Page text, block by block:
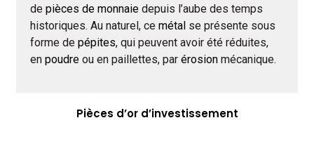
depièces de monnaie depuis l’aube des temps
historiques. Au naturel, cemétal se présente sous
forme depépites, qui peuvent avoir été réduites,
enpoudre ou en paillettes, parérosion mécanique.
Pièces d’or d’investissement